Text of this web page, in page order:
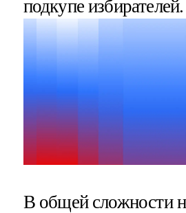
подкупе избирателей.
В общей сложности